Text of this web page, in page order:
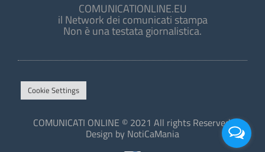
COMUNICATIONLINE.EU
il Network dei comunicati stampa
Non è una testata giornalistica.
Cookie Settings
COMUNICATI ONLINE © 2021 All rights Reserved.
Design by NotiCaMania